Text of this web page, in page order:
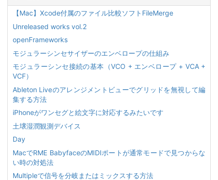
【Mac】Xcode付属のファイル比較ソフトFileMerge
Unreleased works vol.2
openFrameworks
モジュラーシンセサイザーのエンベロープの仕組み
モジュラーシンセ接続の基本（VCO + エンベロープ + VCA +
VCF）
Ableton Liveのアレンジメントビューでグリッドを無視して編
集する方法
iPhoneがワンセグと絵文字に対応するみたいです
土壌湿潤観測デバイス
Day
MacでRME BabyfaceのMIDIポートが通常モードで見つからな
い時の対処法
Multipleで信号を分岐またはミックスする方法